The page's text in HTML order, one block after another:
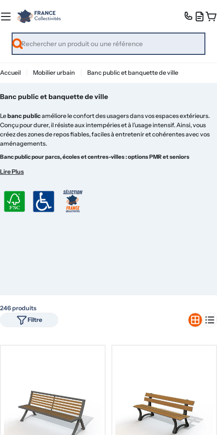
au
contenu
Recherche
Accueil Mobilier urbain Banc public et banquette de ville
Banc public et banquette de ville
Lebanc publicaméliore le confort des usagers dans vos espaces extérieurs.
Conçu pour durer, il résiste aux intempéries et à l’usage intensif. Ainsi, vous
créez des zones de repos fiables, faciles à entretenir et cohérentes avec vos
aménagements.
Banc public pour parcs, écoles et centres-villes : options PMR et seniors
Il s’installe en parcs, écoles et centres-villes, là où la pause doit rester simple et
Ensuite, vous pouvez choisir le matériau selon votre contexte : bois pour la
chaleur, acier pour la finesse, béton pour la stabilité, ou plastique recyclé pour
un entretien minimal. De plus, certaines versions proposent une fixation au sol
Lire Plus
246 produits
Filtre